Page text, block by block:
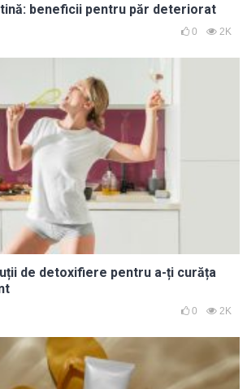
beneficii pentru păr deteriorat
0 2K
de detoxifiere pentru a-ți curăța
0 2K